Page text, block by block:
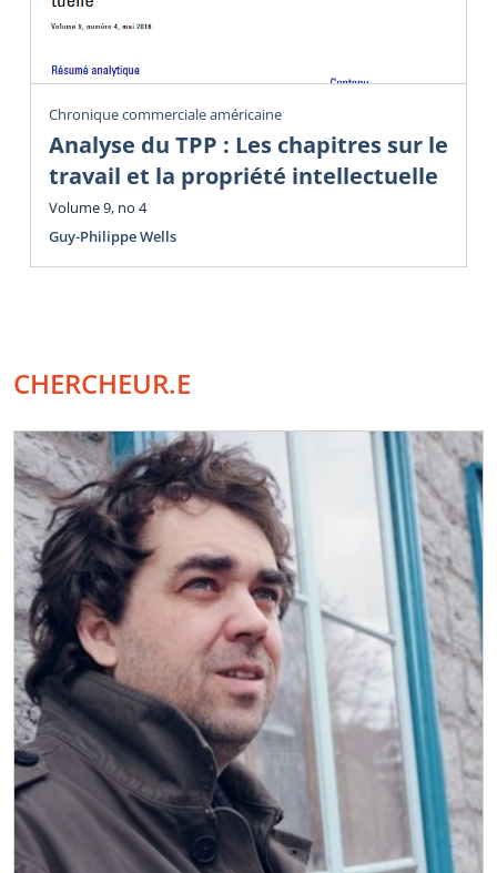
Chronique commerciale américaine
Analyse du TPP : Les chapitres sur le
travail et la propriété intellectuelle
Volume 9, no 4
Guy-Philippe Wells
CHERCHEUR.E